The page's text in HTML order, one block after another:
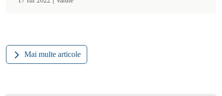
Mai multe articole